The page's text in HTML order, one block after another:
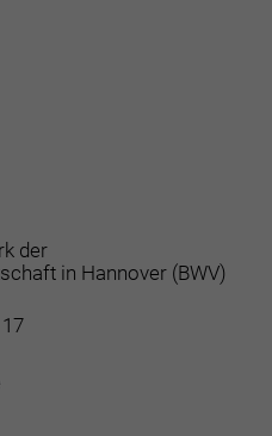
der
in Hannover (BWV)